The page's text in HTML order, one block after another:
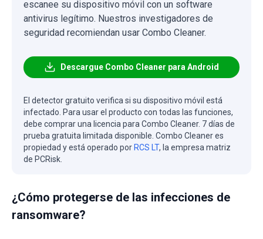
escanee su dispositivo móvil con un software
antivirus legítimo. Nuestros investigadores de
seguridad recomiendan usar Combo Cleaner.
Descargue Combo Cleaner para Android
El detector gratuito verifica si su dispositivo móvil está
infectado. Para usar el producto con todas las funciones,
debe comprar una licencia para Combo Cleaner. 7 días de
prueba gratuita limitada disponible. Combo Cleaner es
propiedad y está operado por RCS LT, la empresa matriz
de PCRisk.
¿Cómo protegerse de las infecciones de
ransomware?